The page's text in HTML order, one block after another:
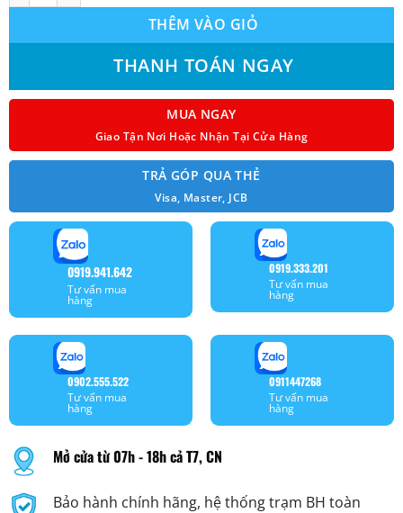
THÊM VÀO GIỎ
THANH TOÁN NGAY
MUA NGAY
Giao Tận Nơi Hoặc Nhận Tại Cửa Hàng
TRẢ GÓP QUA THẺ
Visa, Master, JCB
0919.941.642
Tư vấn mua
hàng
0919.333.201
Tư vấn mua
hàng
0902.555.522
Tư vấn mua
hàng
0911447268
Tư vấn mua
hàng
Mở cửa từ 07h - 18h cả T7, CN
Bảo hành chính hãng, hệ thống trạm BH toàn